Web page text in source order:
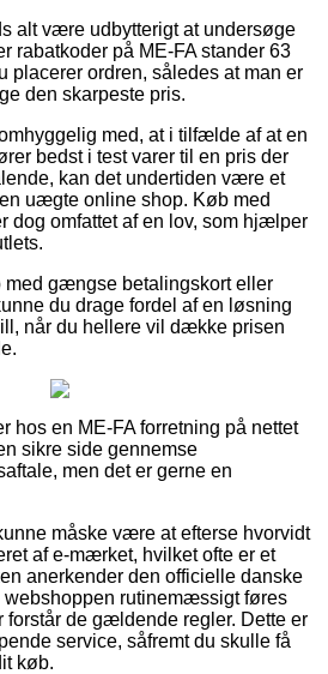
alt være udbytterigt at undersøge
rabatkoder på ME-FA stander 63
placerer ordren, således at man er
den skarpeste pris.
med, at i tilfælde af at en
bedst i test varer til en pris der
kan det undertiden være et
uægte online shop. Køb med
dog omfattet af en lov, som hjælper
med gængse betalingskort eller
du drage fordel af en løsning
når du hellere vil dække prisen
hos en ME-FA forretning på nettet
sikre side gennemse
men det er gerne en
måske være at efterse hvorvidt
af e-mærket, hvilket ofte er et
anerkender den officielle danske
webshoppen rutinemæssigt føres
forstår de gældende regler. Dette er
service, såfremt du skulle få
køb.